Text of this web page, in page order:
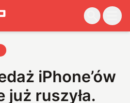
iPhone’ów
już ruszyła.